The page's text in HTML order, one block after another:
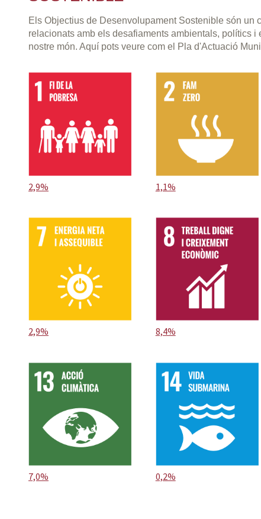
Els Objectius de Desenvolupament Sostenible són un
relacionats amb els desafiaments ambientals, polítics i
nostre món. Aquí pots veure com el Pla d'Actuació
2,9% 1,1%
2,9% 8,4%
7,0% 0,2%